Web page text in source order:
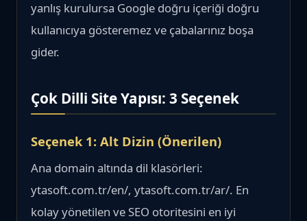
yanlış kurulursa Google doğru içeriği doğru
kullanıcıya gösteremez ve çabalarınız boşa
gider.
Çok Dilli Site Yapısı: 3 Seçenek
Seçenek 1: Alt Dizin (Önerilen)
Ana domain altında dil klasörleri:
ytasoft.com.tr/en/, ytasoft.com.tr/ar/. En
kolay yönetilen ve SEO otoritesini en iyi